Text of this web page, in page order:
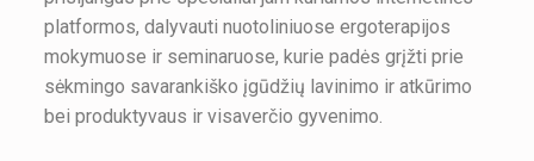
platformos, dalyvauti nuotoliniuose ergoterapijos
mokymuose ir seminaruose, kurie padės grįžti prie
sėkmingo savarankiško įgūdžių lavinimo ir atkūrimo
bei produktyvaus ir visaverčio gyvenimo.